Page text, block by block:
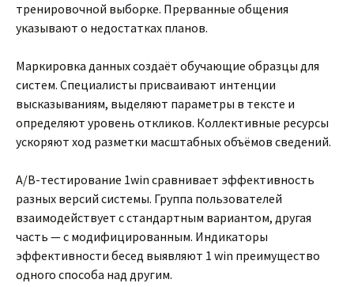
тренировочной выборке. Прерванные общения
указывают о недостатках планов.
Маркировка данных создаёт обучающие образцы для
систем. Специалисты присваивают интенции
высказываниям, выделяют параметры в тексте и
определяют уровень откликов. Коллективные ресурсы
ускоряют ход разметки масштабных объёмов сведений.
A/B-тестирование 1win сравнивает эффективность
разных версий системы. Группа пользователей
взаимодействует с стандартным вариантом, другая
часть — с модифицированным. Индикаторы
эффективности бесед выявляют 1 win преимущество
одного способа над другим.